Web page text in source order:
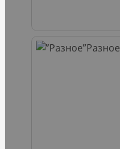
Разное